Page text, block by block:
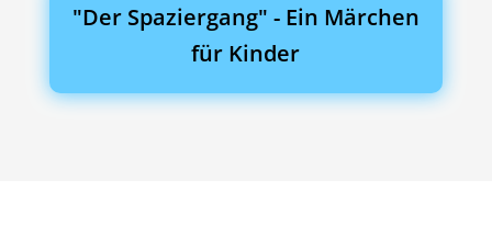
"Der Spaziergang" - Ein Märchen
für Kinder